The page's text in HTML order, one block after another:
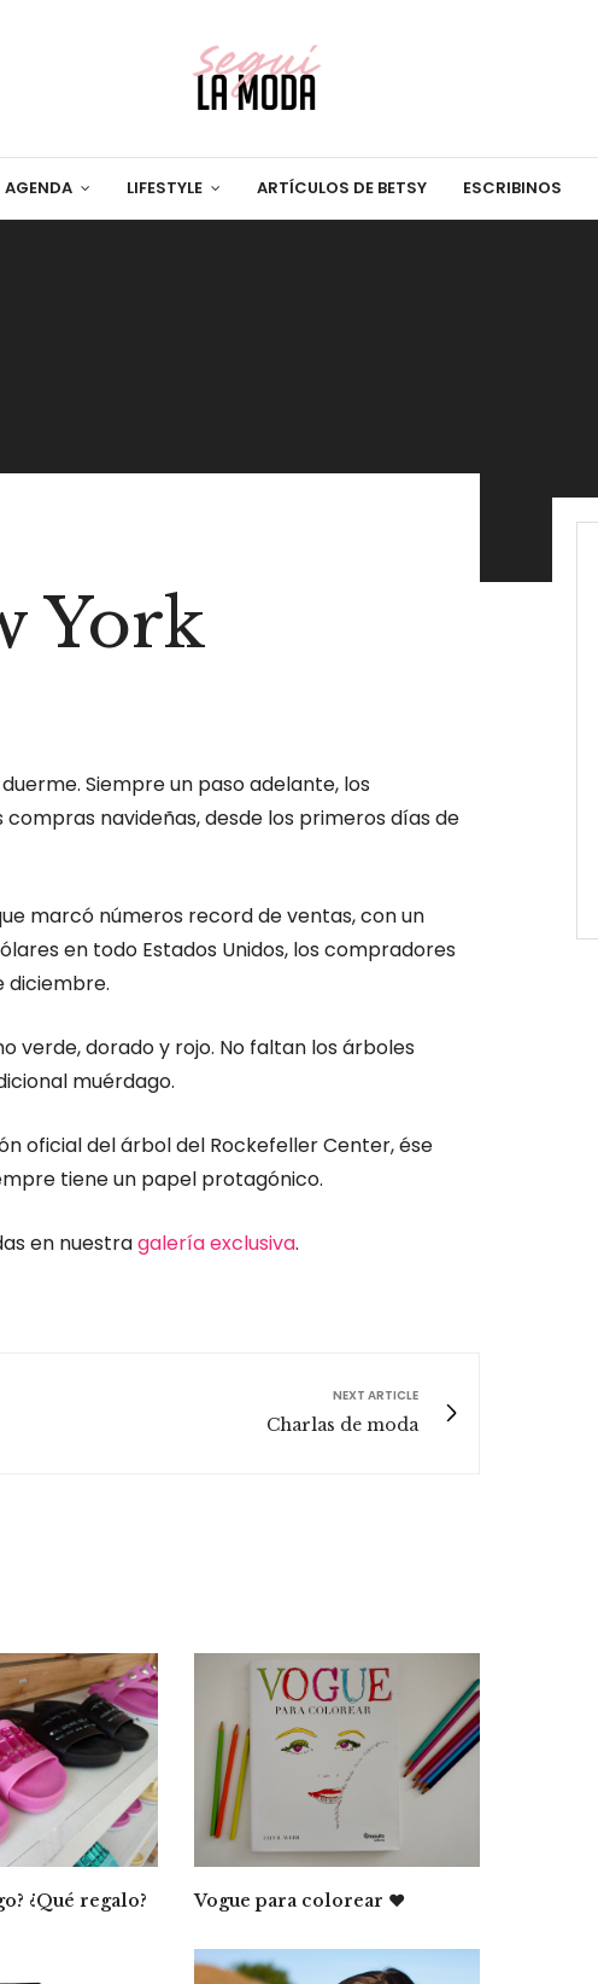
AGENDA LIFESTYLE ARTÍCULOS DE BETSY ESCRIBINOS
York
Siempre un paso adelante, los
navideñas, desde los primeros días de
marcó números record de ventas,con un
en todo Estados Unidos, los compradores
diciembre.
verde, dorado y rojo. No faltan los árboles
muérdago.
oficial del árbol del Rockefeller Center, ése
tiene un papel protagónico.
en nuestragalería exclusiva.
NEXT ARTICLE
Charlas de moda
¿Qué regalo?
Vogue para colorear ♥